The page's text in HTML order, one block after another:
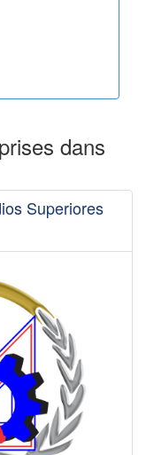
dans
Superiores